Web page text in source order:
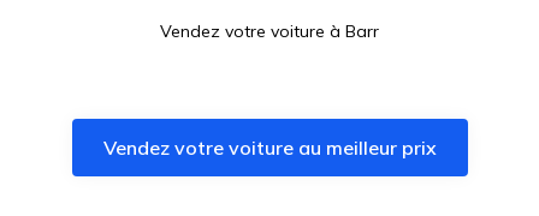
Vendez votre voiture à Barr
Vendez votre voiture àErstein
Vendez votre voiture àLingolsheim
Vendez votre voiture au meilleur prix